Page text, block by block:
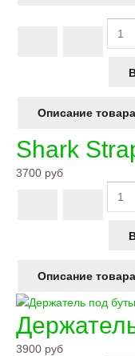
Описание товара
Shark
3700 руб
Описание товара
3900 руб